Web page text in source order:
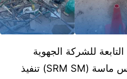
للشركة الجهوية
متعددة الخدمات سوس ماسة (SRM SM) تنفيذ